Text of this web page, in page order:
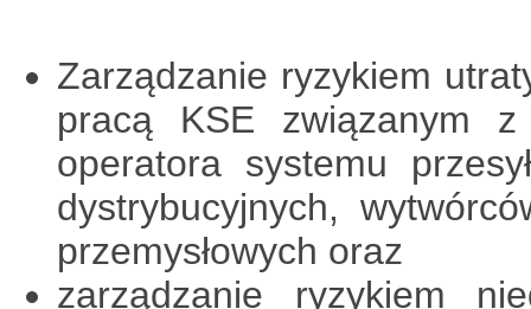
Zarządzanie ryzykiem
pracą KSE związanym
operatora systemu
dystrybucyjnych,
przemysłowych oraz
zarządzanie ryzykiem